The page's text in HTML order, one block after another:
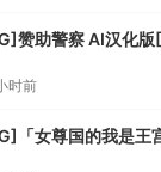
赞助警察 AI汉化
时前
「女尊国的我是王